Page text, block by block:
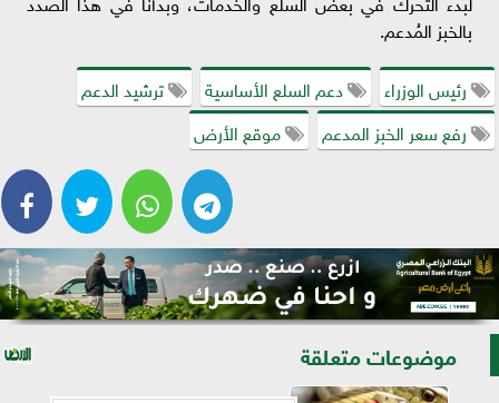
بالخبز المُدعم.
رئيس الوزراء
دعم السلع الأساسية
ترشيد الدعم
رفع سعر الخبز المدعم
موقع الأرض
موضوعات متعلقة